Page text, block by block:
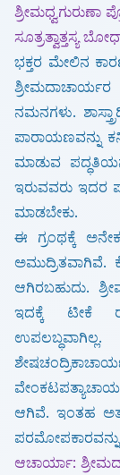
ಶ್ರೀಮಧ್ವಗುರುಣಾ
ಸೂತ್ರತ್ವಾತ್ತಸ್ಯ
ಭಕ್ತರ ಮೇಲಿನ
ನಮನಗಳು.
ಪಾರಾಯಣವನ್ನು
ಮಾಡುವ
ಇರುವವರು ಇದರ
ಮಾಡಬೇಕು.
ಈ ಗ್ರಂಥಕ್ಕೆ
ಅಮುದ್ರಿತವಾಗಿವೆ.
ಆಗಿರಬಹುದು.
ಇದಕ್ಕೆ ಟೀಕೆ
ಆಗಿವೆ. ಇಂತಹ
ಆಚಾರ್ಯಾ: